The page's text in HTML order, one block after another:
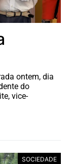
ontem, dia
do
vice-
SOCIEDADE